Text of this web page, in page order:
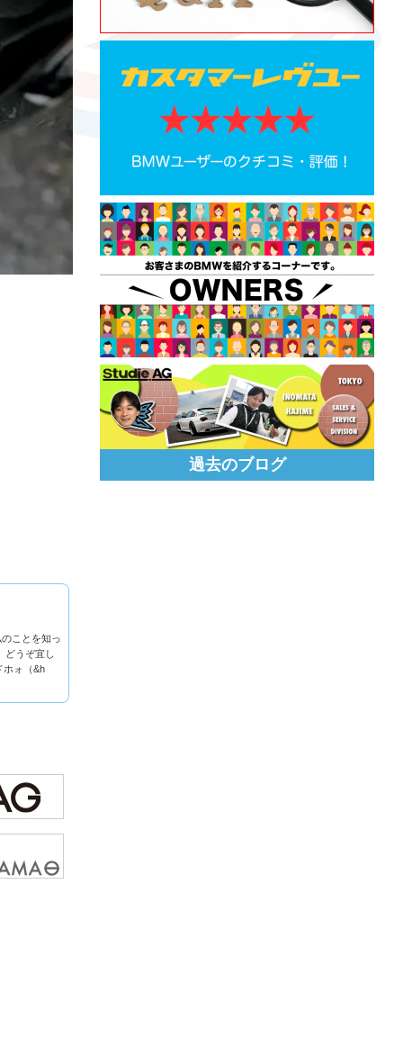
ことを知っ
どうぞ宜し
ォ（&h
過去のブログ